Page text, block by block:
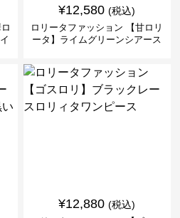
¥12,580 (税込)
ロリータファッション 【甘ロリ
ータ】ライムグリーンシアース
¥12,880 (税込)